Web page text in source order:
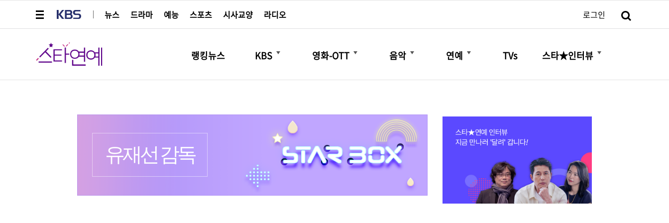
뉴스
드라마 예능 스포츠 시사교양 라디오 로그인
스타연예
랭킹뉴스 KBS
더보기
영화-OTT
더보기
음악
더보기
연예
더보기
TVs 스타★인터뷰
더보기
유재선 감독
프로필
유재선 감독
더보기